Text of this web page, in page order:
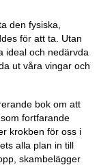
den fysiska,
för att ta. Utan
ideal och nedärvda
ut våra vingar och
bok om att
fortfarande
krokben för oss i
alla plan in till
skambelägger